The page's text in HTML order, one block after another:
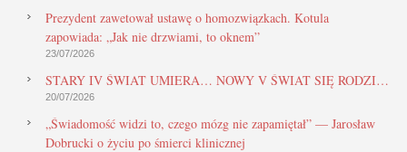
Prezydent zawetował ustawę o homozwiązkach. Kotula
zapowiada: „Jak nie drzwiami, to oknem”
23/07/2026
STARY IV ŚWIAT UMIERA… NOWY V ŚWIAT SIĘ RODZI…
20/07/2026
„Świadomość widzi to, czego mózg nie zapamiętał” — Jarosław
Dobrucki o życiu po śmierci klinicznej